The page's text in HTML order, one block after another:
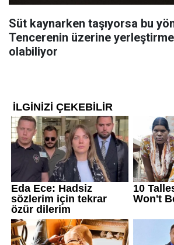
Süt kaynarken taşıyorsa bu
Tencerenin üzerine
olabiliyor